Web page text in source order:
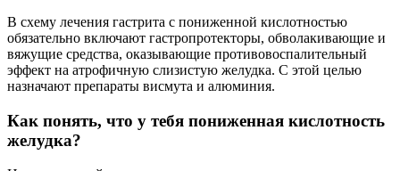
В схему лечения гастрита с пониженной кислотностью
обязательно включают гастропротекторы, обволакивающие и
вяжущие средства, оказывающие противовоспалительный
эффект на атрофичную слизистую желудка. С этой целью
назначают препараты висмута и алюминия.
Как понять, что у тебя пониженная кислотность
желудка?